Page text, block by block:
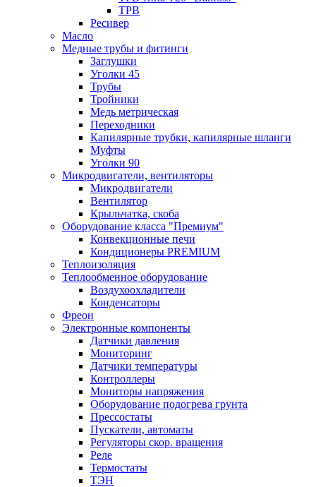
ТРВ
Ресивер
Масло
Медные трубы и фитинги
Заглушки
Уголки 45
Трубы
Тройники
Медь метрическая
Переходники
Капилярные трубки, капилярные шланги
Муфты
Уголки 90
Микродвигатели, вентиляторы
Микродвигатели
Вентилятор
Крыльчатка, скоба
Оборудование класса "Премиум"
Конвекционные печи
Кондиционеры PREMIUM
Теплоизоляция
Теплообменное оборудование
Воздухоохладители
Конденсаторы
Фреон
Электронные компоненты
Датчики давления
Мониторинг
Датчики температуры
Контроллеры
Мониторы напряжения
Оборудование подогрева грунта
Прессостаты
Пускатели, автоматы
Регуляторы скор. вращения
Реле
Термостаты
ТЭН